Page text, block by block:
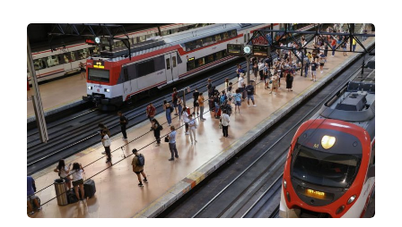
Abonos
gratuitos
para
viajar
en
mayo
y
junio:
todo